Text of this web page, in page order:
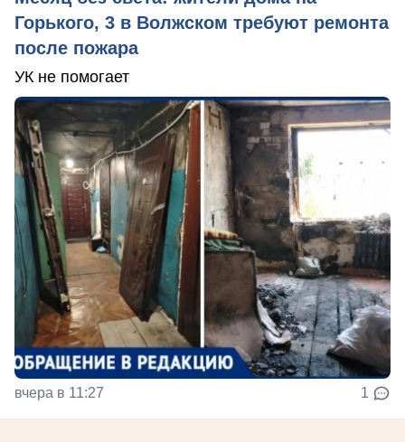
Горького, 3 в Волжском требуют ремонта
после пожара
УК не помогает
вчера в 11:27 1